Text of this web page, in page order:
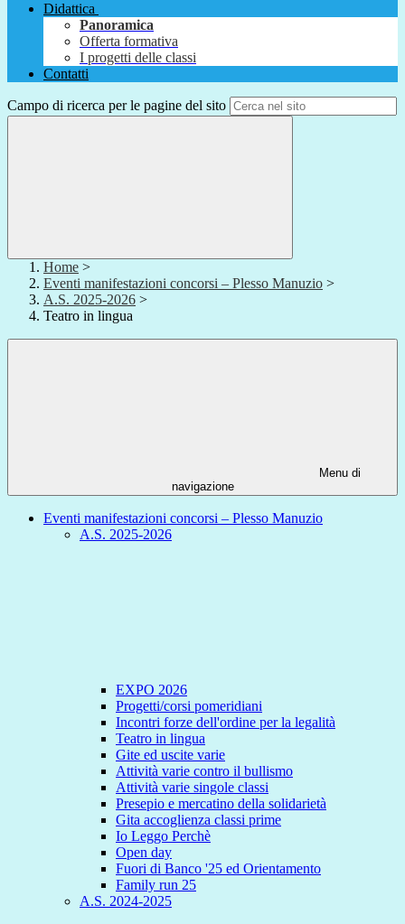
Didattica
Panoramica
Offerta formativa
I progetti delle classi
Contatti
Campo di ricerca per le pagine del sito
Home >
Eventi manifestazioni concorsi – Plesso Manuzio >
A.S. 2025-2026 >
Teatro in lingua
Menu di
navigazione
Eventi manifestazioni concorsi – Plesso Manuzio
A.S. 2025-2026
EXPO 2026
Progetti/corsi pomeridiani
Incontri forze dell'ordine per la legalità
Teatro in lingua
Gite ed uscite varie
Attività varie contro il bullismo
Attività varie singole classi
Presepio e mercatino della solidarietà
Gita accoglienza classi prime
Io Leggo Perchè
Open day
Fuori di Banco '25 ed Orientamento
Family run 25
A.S. 2024-2025